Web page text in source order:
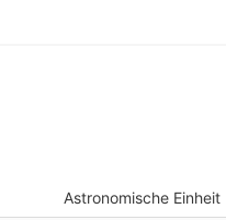
Astronomische Einheit